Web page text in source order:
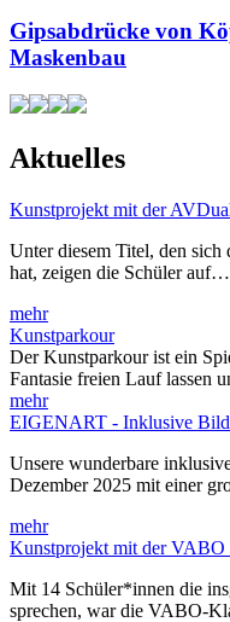
Gipsabdrücke von
Maskenbau
Aktuelles
Kunstprojekt mit der
Unter diesem Titel, den
hat, zeigen die Schüler auf…
mehr
Kunstparkour
Der Kunstparkour ist ein
Fantasie freien Lauf lassen
mehr
EIGENART - Inklusive
Unsere wunderbare
Dezember 2025 mit einer
mehr
Kunstprojekt mit der VABO
Mit 14 Schüler*innen die
sprechen, war die VABO-